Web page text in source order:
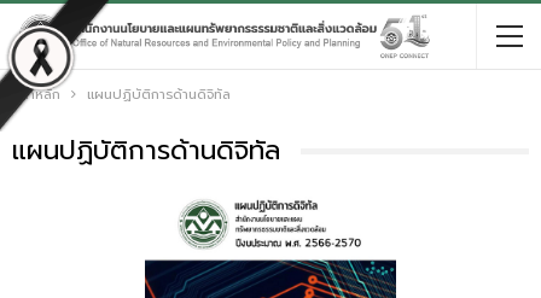
หน้าหลัก แผนปฏิบัติการด้านดิจิทัล
แผนปฏิบัติการด้านดิจิทัล